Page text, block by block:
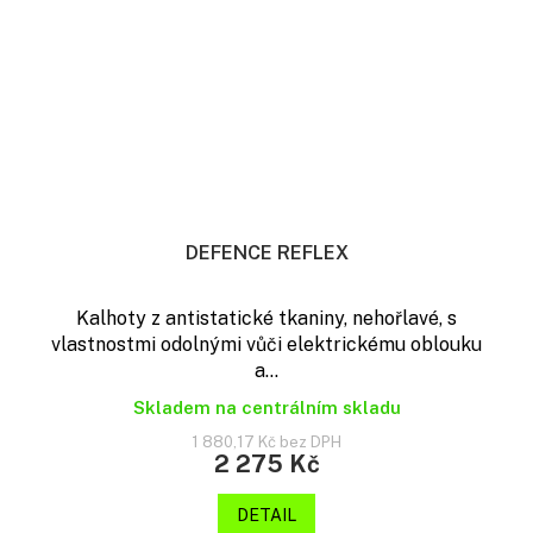
DEFENCE REFLEX
Kalhoty z antistatické tkaniny, nehořlavé, s
vlastnostmi odolnými vůči elektrickému oblouku
a...
Skladem na centrálním skladu
1 880,17 Kč bez DPH
2 275 Kč
DETAIL